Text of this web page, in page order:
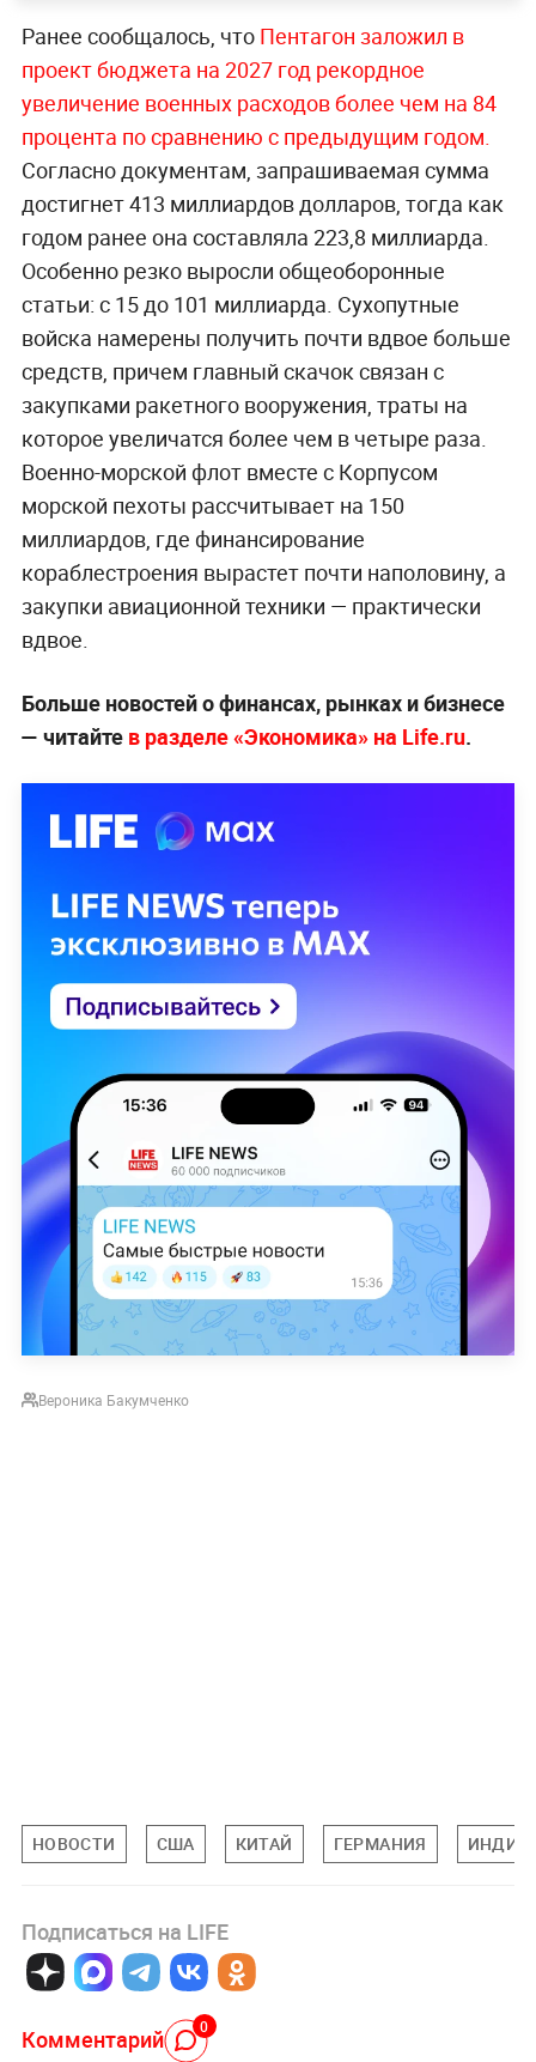
Ранее сообщалось, что Пентагон заложил в
проект бюджета на 2027 год рекордное
увеличение военных расходов более чем на 84
процента по сравнению с предыдущим годом.
Согласно документам, запрашиваемая сумма
достигнет 413 миллиардов долларов, тогда как
годом ранее она составляла 223,8 миллиарда.
Особенно резко выросли общеоборонные
статьи: с 15 до 101 миллиарда. Сухопутные
войска намерены получить почти вдвое больше
средств, причем главный скачок связан с
закупками ракетного вооружения, траты на
которое увеличатся более чем в четыре раза.
Военно-морской флот вместе с Корпусом
морской пехоты рассчитывает на 150
миллиардов, где финансирование
кораблестроения вырастет почти наполовину, а
закупки авиационной техники — практически
вдвое.
Больше новостей о финансах, рынках и бизнесе
— читайтев разделе «Экономика» на Life.ru.
Вероника Бакумченко
НОВОСТИ США КИТАЙ ГЕРМАНИЯ ИНДИЯ
Подписаться на LIFE
Комментарий 0